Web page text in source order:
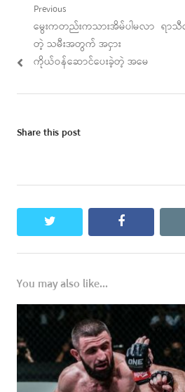
Post
navigation
Previous
Previous
post:
မွေးကတည်းကသားအိမ်ပါမလာ
တဲ့ သမီးအတွက် အငှား
ကိုယ်ဝန်ဆောင်ပေးခဲ့တဲ့ အမေ
Next
ရာသီ
Share this post
twitter facebook
You may also like...